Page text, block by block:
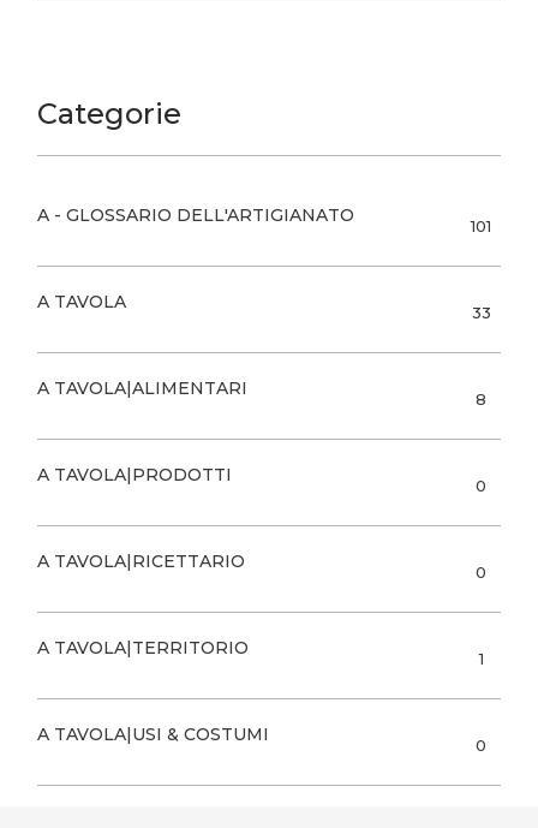
Categorie
A - GLOSSARIO DELL'ARTIGIANATO 101
A TAVOLA 33
A TAVOLA|ALIMENTARI 8
A TAVOLA|PRODOTTI 0
A TAVOLA|RICETTARIO 0
A TAVOLA|TERRITORIO 1
A TAVOLA|USI & COSTUMI 0